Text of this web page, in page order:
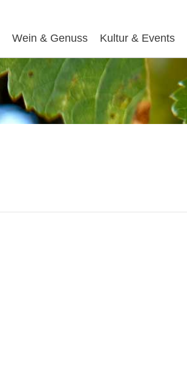
Wein & Genuss Kultur & Events